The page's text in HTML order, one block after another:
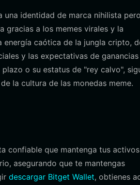
identidad de marca nihilista pero
gracias a los memes virales y la
energía caótica de la jungla cripto,
y las expectativas de ganancias
o su estatus de "rey calvo",
la cultura de las monedas meme.
confiable que mantenga tus
asegurando que te mantengas
descargar Bitget Wallet, obtienes